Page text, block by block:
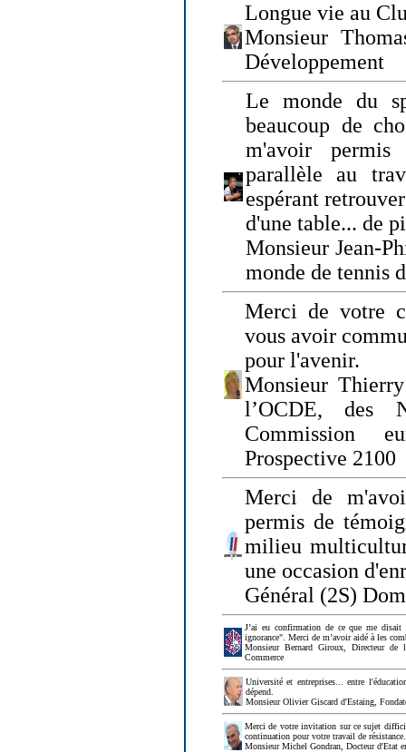
Longue vie au
Monsieur
Développement
Le monde du
beaucoup de
m'avoir
parallèle au
espérant
d'une table... de
Monsieur Jean-
monde de tennis
Merci de votre
vous avoir
pour l'avenir.
Monsieur
l’OCDE, des
Commission
Prospective 2100
Merci de
permis de
milieu
une occasion
Général (2S)
J’ai eu confirmation de ce que me disait
ignorance". Merci de m’avoir aidé à les
Monsieur Bernard Giroux, Directeur de
Commerce
Université et entreprises... entre
dépend.
Monsieur Olivier Giscard d'Estaing,
Merci de votre invitation sur ce sujet
continuation pour votre travail de
Monsieur Michel Gondran, Docteur d'Etat